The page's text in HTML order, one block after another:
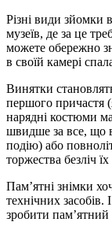
Різні види зйомки
музеїв, де за це
можете обережно
в своїй камері
Винятки
першого причастя
нарядні костюми
швидше за все, що
подію) або
торжества безліч
Пам’ятні знімки
технічних
зробити пам’ятний